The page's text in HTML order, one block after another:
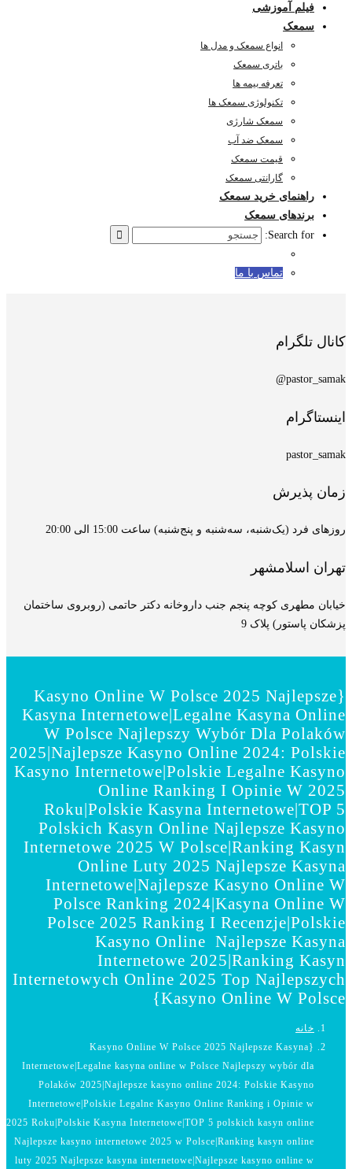
فیلم آموزشی
سمعک
انواع سمعک و مدل ها
باتری سمعک
تعرفه بیمه ها
تکنولوژی سمعک ها
سمعک شارژی
سمعک ضد آب
قیمت سمعک
گارانتی سمعک
راهنمای خرید سمعک
برندهای سمعک
Search for:
تماس با ما
کانال تلگرام
pastor_samak@
اینستاگرام
pastor_samak
زمان پذیرش
روزهای فرد (یک‌شنبه، سه‌شنبه و پنج‌شنبه) ساعت 15:00 الی 20:00
تهران اسلامشهر
خیابان مطهری کوچه پنجم جنب داروخانه دکتر حاتمی (روبروی ساختمان
پزشکان پاستور) پلاک 9
{Kasyno Online W Polsce 2025 Najlepsze
Kasyna Internetowe|Legalne Kasyna Online
W Polsce Najlepszy Wybór Dla Polaków
2025|Najlepsze Kasyno Online 2024: Polskie
Kasyno Internetowe|Polskie Legalne Kasyno
Online Ranking I Opinie W 2025
Roku|Polskie Kasyna Internetowe|TOP 5
Polskich Kasyn Online Najlepsze Kasyno
Internetowe 2025 W Polsce|Ranking Kasyn
Online Luty 2025 Najlepsze Kasyna
Internetowe|Najlepsze Kasyno Online W
Polsce Ranking 2024|Kasyna Online W
Polsce 2025 Ranking I Recenzje|Polskie
Kasyno Online ️ Najlepsze Kasyna
Internetowe 2025|Ranking Kasyn
Internetowych Online 2025 Top Najlepszych
Kasyno Online W Polsce}
خانه
{Kasyno Online W Polsce 2025 Najlepsze Kasyna
Internetowe|Legalne kasyna online w Polsce Najlepszy wybór dla
Polaków 2025|Najlepsze kasyno online 2024: Polskie Kasyno
Internetowe|Polskie Legalne Kasyno Online Ranking i Opinie w
2025 Roku|Polskie Kasyna Internetowe|TOP 5 polskich kasyn online
Najlepsze kasyno internetowe 2025 w Polsce|Ranking kasyn online
luty 2025 Najlepsze kasyna internetowe|Najlepsze kasyno online w